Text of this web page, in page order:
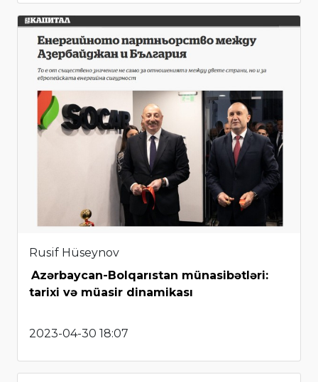
Rusif Hüseynov
Azərbaycan-Bolqarıstan münasibətləri:
tarixi və müasir dinamikası
2023-04-30 18:07